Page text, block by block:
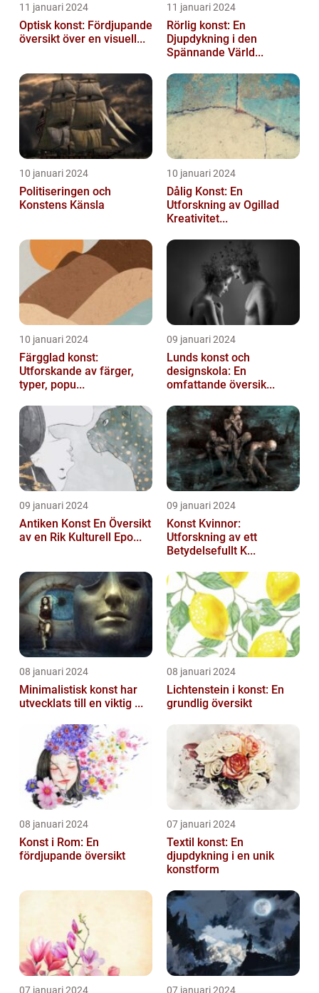
11 januari 2024
Optisk konst: Fördjupande
översikt över en visuell...
11 januari 2024
Rörlig konst: En
Djupdykning i den
Spännande Värld...
10 januari 2024
Politiseringen och
Konstens Känsla
10 januari 2024
Dålig Konst: En
Utforskning av Ogillad
Kreativitet...
10 januari 2024
Färgglad konst:
Utforskande av färger,
typer, popu...
09 januari 2024
Lunds konst och
designskola: En
omfattande översik...
09 januari 2024
Antiken Konst En Översikt
av en Rik Kulturell Epo...
09 januari 2024
Konst Kvinnor:
Utforskning av ett
Betydelsefullt K...
08 januari 2024
Minimalistisk konst har
utvecklats till en viktig ...
08 januari 2024
Lichtenstein i konst: En
grundlig översikt
08 januari 2024
Konst i Rom: En
fördjupande översikt
07 januari 2024
Textil konst: En
djupdykning i en unik
konstform
07 januari 2024 07 januari 2024